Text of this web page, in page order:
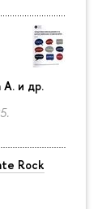
А. и др.
Rock